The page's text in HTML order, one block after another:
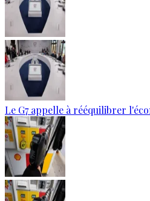
Le G7 appelle à rééquilibrer